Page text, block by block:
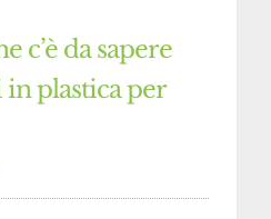
c’è da sapere
plastica per